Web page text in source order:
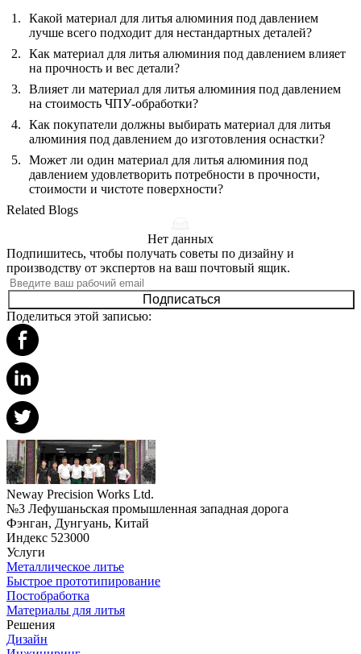
Какой материал для литья алюминия под давлением
лучше всего подходит для нестандартных деталей?
Как материал для литья алюминия под давлением влияет
на прочность и вес детали?
Влияет ли материал для литья алюминия под давлением
на стоимость ЧПУ-обработки?
Как покупатели должны выбирать материал для литья
алюминия под давлением до изготовления оснастки?
Может ли один материал для литья алюминия под
давлением удовлетворить потребности в прочности,
стоимости и чистоте поверхности?
Related Blogs
Нет данных
Подпишитесь, чтобы получать советы по дизайну и
производству от экспертов на ваш почтовый ящик.
Подписаться
Поделиться этой записью:
Neway Precision Works Ltd.
№3 Лефушаньская промышленная западная дорога
Фэнган, Дунгуань, Китай
Индекс 523000
Услуги
Металлическое литье
Быстрое прототипирование
Постобработка
Материалы для литья
Решения
Дизайн